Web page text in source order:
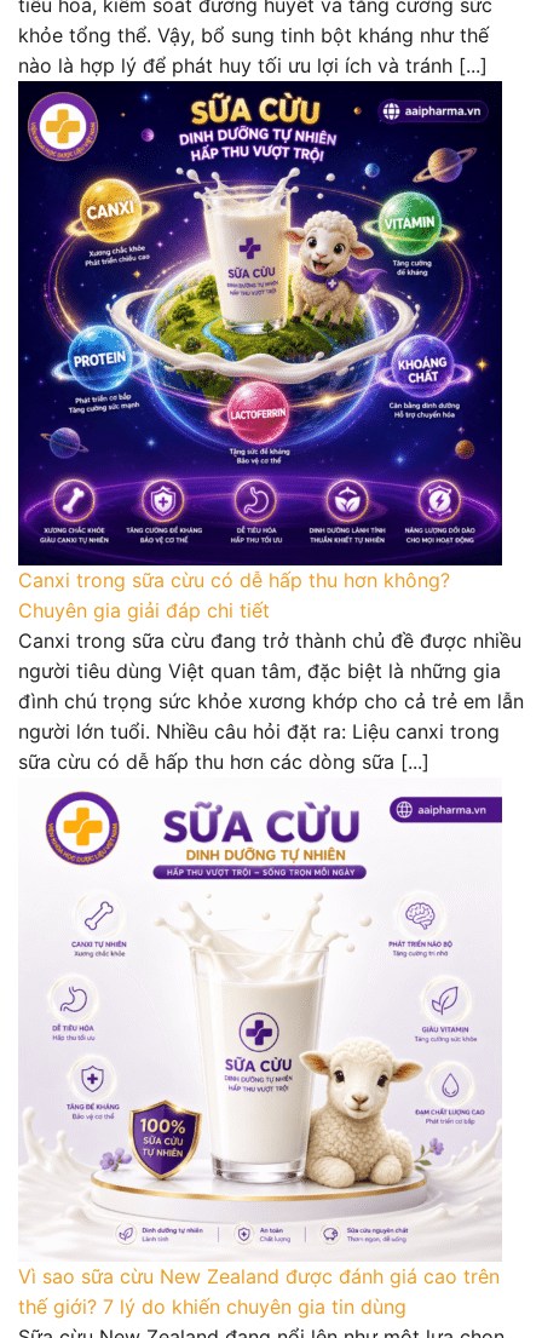
tiêu hóa, kiểm soát đường huyết và tăng cường sức
khỏe tổng thể. Vậy, bổ sung tinh bột kháng như thế
nào là hợp lý để phát huy tối ưu lợi ích và tránh [...]
Canxi trong sữa cừu có dễ hấp thu hơn không?
Chuyên gia giải đáp chi tiết
Canxi trong sữa cừu đang trở thành chủ đề được nhiều
người tiêu dùng Việt quan tâm, đặc biệt là những gia
đình chú trọng sức khỏe xương khớp cho cả trẻ em lẫn
người lớn tuổi. Nhiều câu hỏi đặt ra: Liệu canxi trong
sữa cừu có dễ hấp thu hơn các dòng sữa [...]
Vì sao sữa cừu New Zealand được đánh giá cao trên
thế giới? 7 lý do khiến chuyên gia tin dùng